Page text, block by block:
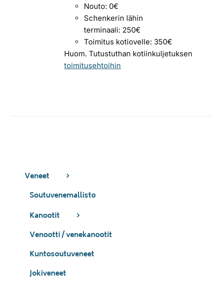
Nouto: 0€
Schenkerin lähin
terminaali: 250€
Toimitus kotiovelle: 350€
Huom. Tutustuthan kotiinkuljetuksen
toimitusehtoihin
Veneet
Soutuvenemallisto
Kanootit
Venootti / venekanootit
Kuntosoutuveneet
Jokiveneet